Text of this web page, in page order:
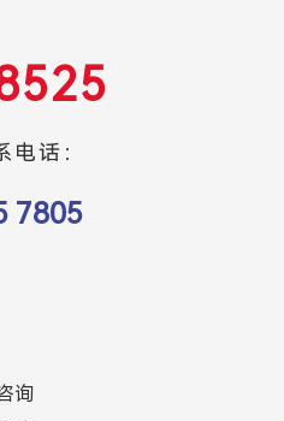
话：
7805
询